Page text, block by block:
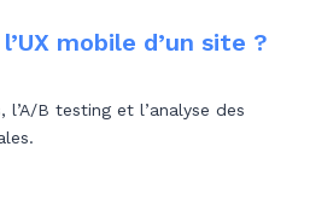
mobile d’un site ?
B testing et l’analyse des